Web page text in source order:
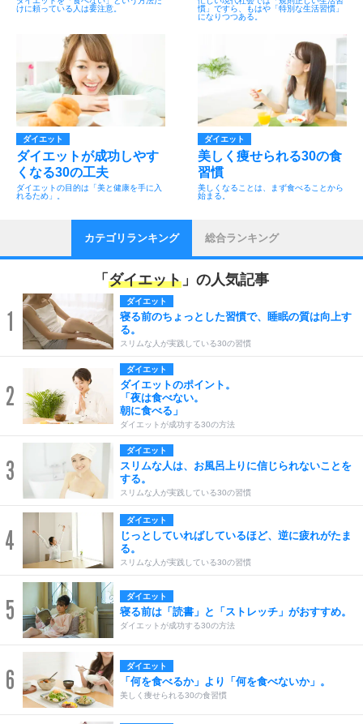
けに頼っている人は要注意。
慣」ですら、もはや「特別な生活習慣」
になりつつある。
ダイエット
ダイエットが成功しやす
くなる30の工夫
ダイエットの目的は「美と健康を手に入
れるため」。
ダイエット
美しく痩せられる30の食
習慣
美しくなることは、まず食べることから
始まる。
カテゴリランキング 総合ランキング
「 ダイエット 」の人気記事
1
ダイエット
寝る前のちょっとした習慣で、睡眠の質は向上す
る。
スリムな人が実践している30の習慣
2
ダイエット
ダイエットのポイント。
「夜は食べない。
朝に食べる」
ダイエットが成功する30の方法
3
ダイエット
スリムな人は、お風呂上りに信じられないことを
する。
スリムな人が実践している30の習慣
4
ダイエット
じっとしていればしているほど、逆に疲れがたま
る。
スリムな人が実践している30の習慣
5 ダイエット
寝る前は「読書」と「ストレッチ」がおすすめ。
ダイエットが成功する30の方法
6 ダイエット
「何を食べるか」より「何を食べないか」。
美しく痩せられる30の食習慣